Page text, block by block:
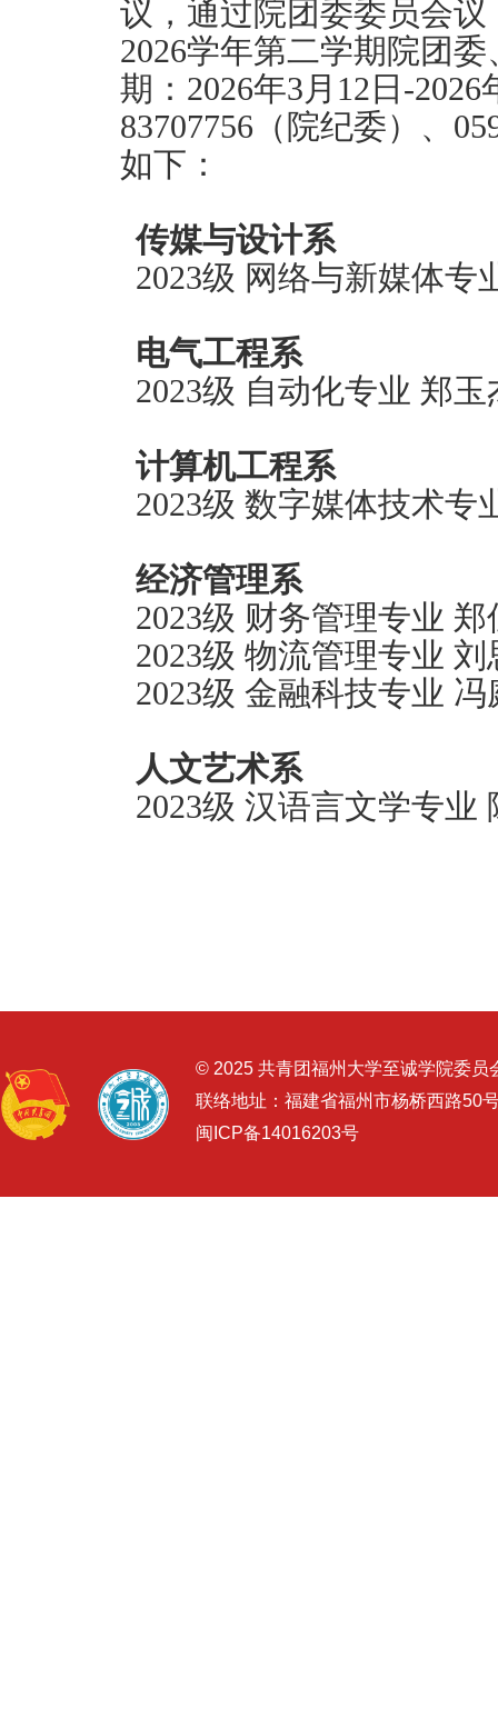
议，通过院团委委员会议
2026学年第二学期院团
期： 2026年3 月 12日 -2026
83707756 （院纪委）、
如下：
传媒与设计系
2023级 网络与新媒体专
电气工程系
2023级 自动化专业 郑玉
计算机工程系
2023级 数字媒体技术专
经济管理系
2023级 财务管理专业 郑
2023级 物流管理专业 刘
2023级 金融科技专业 冯
人文艺术系
2023级 汉语言文学专业
© 2025 共青团福州大学至诚学院委员
联络地址：福建省福州市杨桥西路50
闽ICP备14016203号